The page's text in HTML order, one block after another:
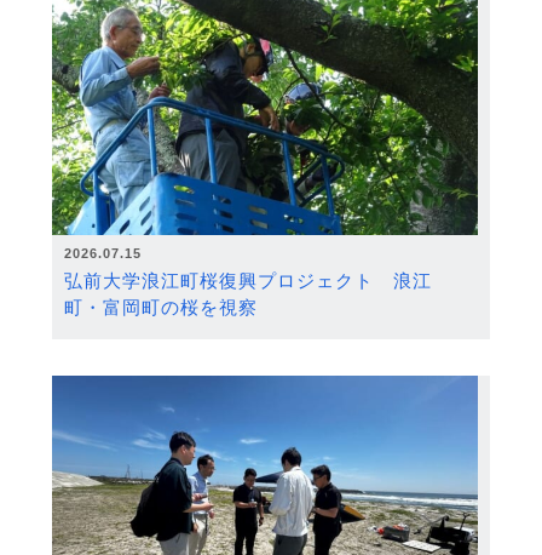
2026.07.15
弘前大学浪江町桜復興プロジェクト 浪江
町・富岡町の桜を視察